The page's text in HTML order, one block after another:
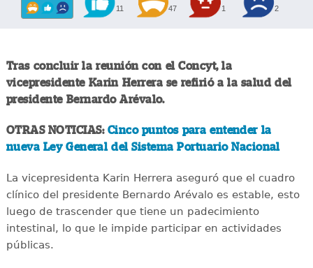
11 47 1 2
Tras concluir la reunión con el Concyt, la
vicepresidente Karin Herrera se refirió a la salud del
presidente Bernardo Arévalo.
OTRAS NOTICIAS: Cinco puntos para entender la
nueva Ley General del Sistema Portuario Nacional
La vicepresidenta Karin Herrera aseguró que el cuadro
clínico del presidente Bernardo Arévalo es estable, esto
luego de trascender que tiene un padecimiento
intestinal, lo que le impide participar en actividades
públicas.